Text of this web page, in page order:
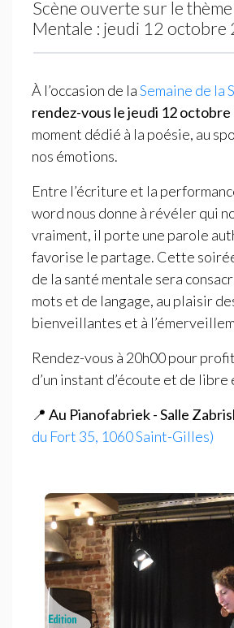
Scène ouverte sur le thème
Mentale : jeudi 12 octobre
À l’occasion de laSemaine de la
rendez-vous le jeudi 12 octobre
moment dédié à la poésie, au
nos émotions.
Entre l’écriture et la
word nous donne à révéler qui
vraiment, il porte une parole
favorise le partage. Cette
de la santé mentale sera
mots et de langage, au plaisir
bienveillantes et à
Rendez-vous à 20h00 pour
d’un instant d’écoute et de libre
📍 Au Pianofabriek - Salle
du Fort 35, 1060 Saint-Gilles)